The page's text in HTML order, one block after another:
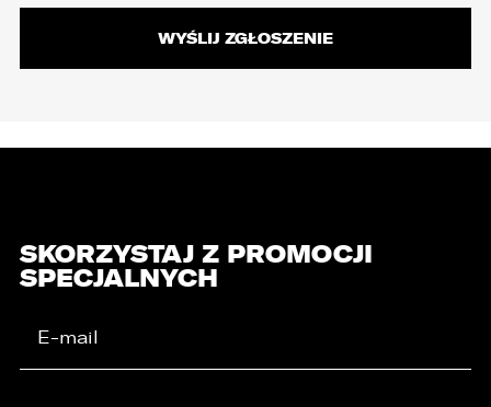
SKORZYSTAJ Z PROMOCJI
SPECJALNYCH